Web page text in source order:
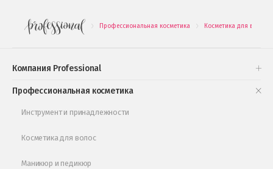
. Профессиональная косметика . Косметика для волос
Компания Professional
Профессиональная косметика
Инструмент и принадлежности
Косметика для волос
Маникюр и педикюр
Подарочные наборы
Обучающее видео